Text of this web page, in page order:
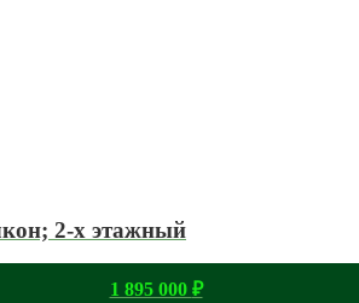
2-х этажный
1 895 000 ₽